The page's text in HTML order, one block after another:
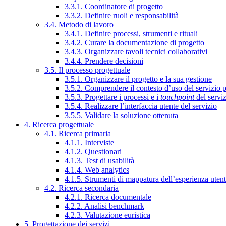
3.3.1. Coordinatore di progetto
3.3.2. Definire ruoli e responsabilità
3.4. Metodo di lavoro
3.4.1. Definire processi, strumenti e rituali
3.4.2. Curare la documentazione di progetto
3.4.3. Organizzare tavoli tecnici collaborativi
3.4.4. Prendere decisioni
3.5. Il processo progettuale
3.5.1. Organizzare il progetto e la sua gestione
3.5.2. Comprendere il contesto d’uso del servizio
3.5.3. Progettare i processi e i touchpointdel
3.5.4. Realizzare l’interfaccia utente del servizio
3.5.5. Validare la soluzione ottenuta
4. Ricerca progettuale
4.1. Ricerca primaria
4.1.1. Interviste
4.1.2. Questionari
4.1.3. Test di usabilità
4.1.4. Web analytics
4.1.5. Strumenti di mappatura dell’esperienza
4.2. Ricerca secondaria
4.2.1. Ricerca documentale
4.2.2. Analisi benchmark
4.2.3. Valutazione euristica
5. Progettazione dei servizi